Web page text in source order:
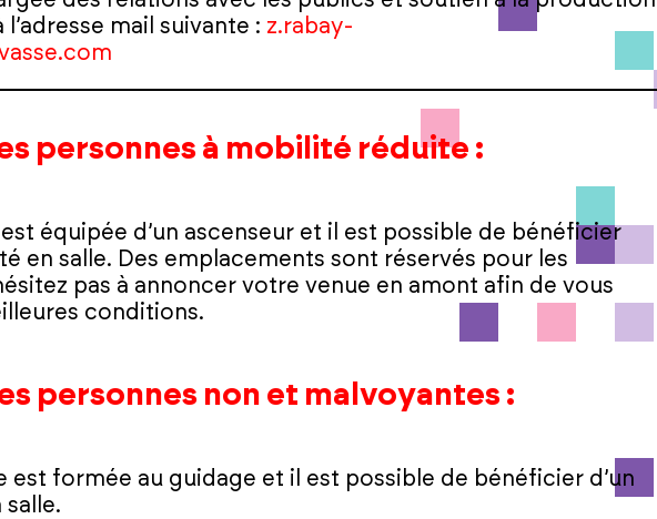
l’adresse mail suivante : z.rabay-
personnes à mobilité réduite :
équipée d’un ascenseur et il est possible de bénéficier
en salle. Des emplacements sont réservés pour les
pas à annoncer votre venue en amont afin de vous
conditions.
personnes non et malvoyantes :
est formée au guidage et il est possible de bénéficier d’un